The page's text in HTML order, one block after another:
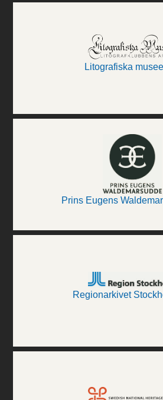
Litografiska
Prins Eugens
Regionarkivet